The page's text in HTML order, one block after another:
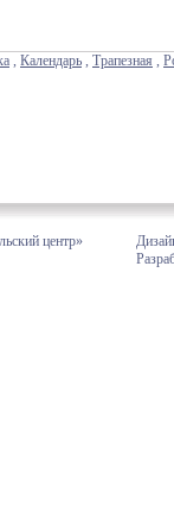
, Календарь , Трапезная ,
центр»